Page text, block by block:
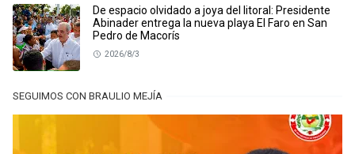
De espacio olvidado a joya del litoral: Presidente
Abinader entrega la nueva playa El Faro en San
Pedro de Macorís
2026/8/3
SEGUIMOS CON BRAULIO MEJÍA